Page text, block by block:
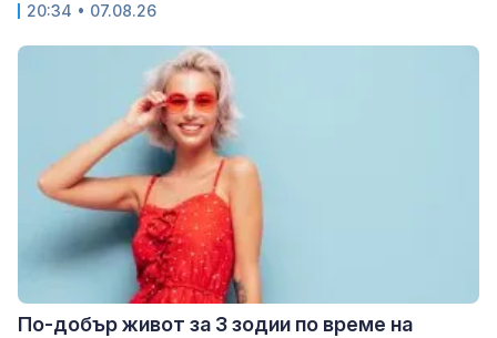
20:34 • 07.08.26
По-добър живот за 3 зодии по време на